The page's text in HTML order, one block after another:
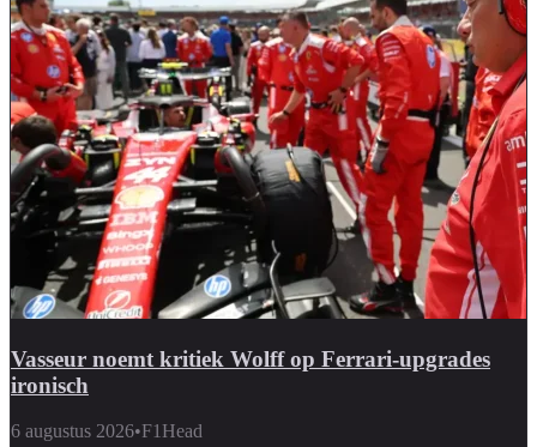
Vasseur noemt kritiek Wolff op Ferrari-upgrades
ironisch
6 augustus 2026•F1Head